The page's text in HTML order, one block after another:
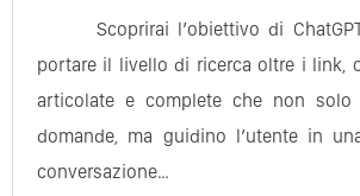
Scoprirai l’obiettivo di
portare il livello di ricerca oltre i link,
articolate e complete che non solo
domande, ma guidino l’utente in
conversazione…